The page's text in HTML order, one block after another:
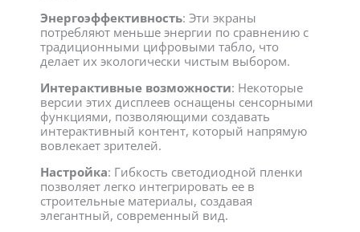
Энергоэффективность: Эти экраны
потребляют меньше энергии по сравнению с
традиционными цифровыми табло, что
делает их экологически чистым выбором.
Интерактивные возможности: Некоторые
версии этих дисплеев оснащены сенсорными
функциями, позволяющими создавать
интерактивный контент, который напрямую
вовлекает зрителей.
Настройка: Гибкость светодиодной пленки
позволяет легко интегрировать ее в
строительные материалы, создавая
элегантный, современный вид.